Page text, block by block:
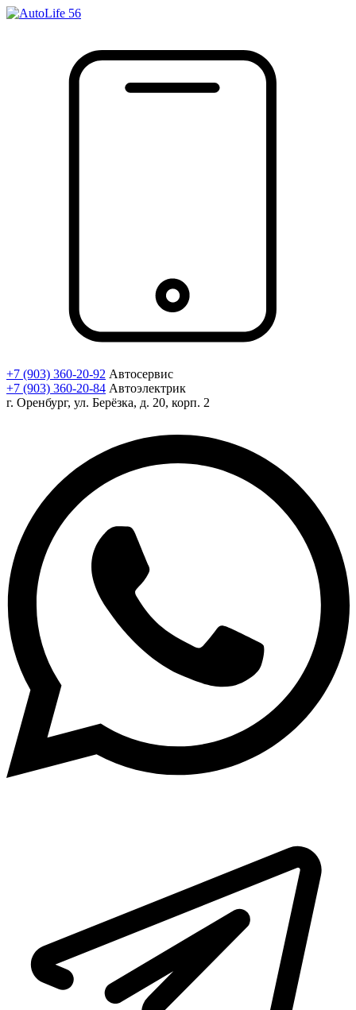
+7 (903) 360-20-92 Автосервис
+7 (903) 360-20-84 Автоэлектрик
г. Оренбург, ул. Берёзка, д. 20, корп. 2